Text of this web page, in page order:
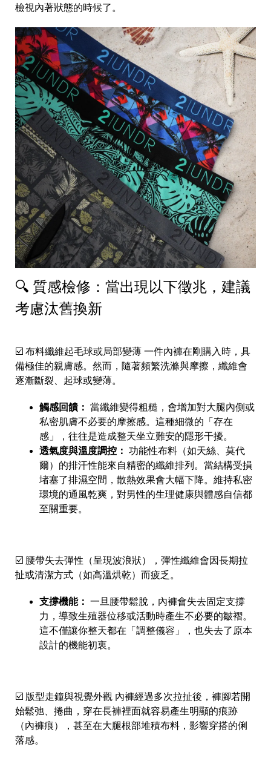
檢視內著狀態的時候了。
🔍 質感檢修：當出現以下徵兆，建議
考慮汰舊換新
☑️ 布料纖維起毛球或局部變薄 一件內褲在剛購入時，具
備極佳的親膚感。然而，隨著頻繁洗滌與摩擦，纖維會
逐漸斷裂、起球或變薄。
觸感回饋： 當纖維變得粗糙，會增加對大腿內側或
私密肌膚不必要的摩擦感。這種細微的「存在
感」，往往是造成整天坐立難安的隱形干擾。
透氣度與溫度調控： 功能性布料（如天絲、莫代
爾）的排汗性能來自精密的纖維排列。當結構受損
堵塞了排濕空間，散熱效果會大幅下降。維持私密
環境的通風乾爽，對男性的生理健康與體感自信都
至關重要。
☑️ 腰帶失去彈性（呈現波浪狀），彈性纖維會因長期拉
扯或清潔方式（如高溫烘乾）而疲乏。
支撐機能： 一旦腰帶鬆脫，內褲會失去固定支撐
力，導致生殖器位移或活動時產生不必要的皺褶。
這不僅讓你整天都在「調整儀容」，也失去了原本
設計的機能初衷。
☑️ 版型走鐘與視覺外觀 內褲經過多次拉扯後，褲腳若開
始鬆弛、捲曲，穿在長褲裡面就容易產生明顯的痕跡
（內褲痕），甚至在大腿根部堆積布料，影響穿搭的俐
落感。